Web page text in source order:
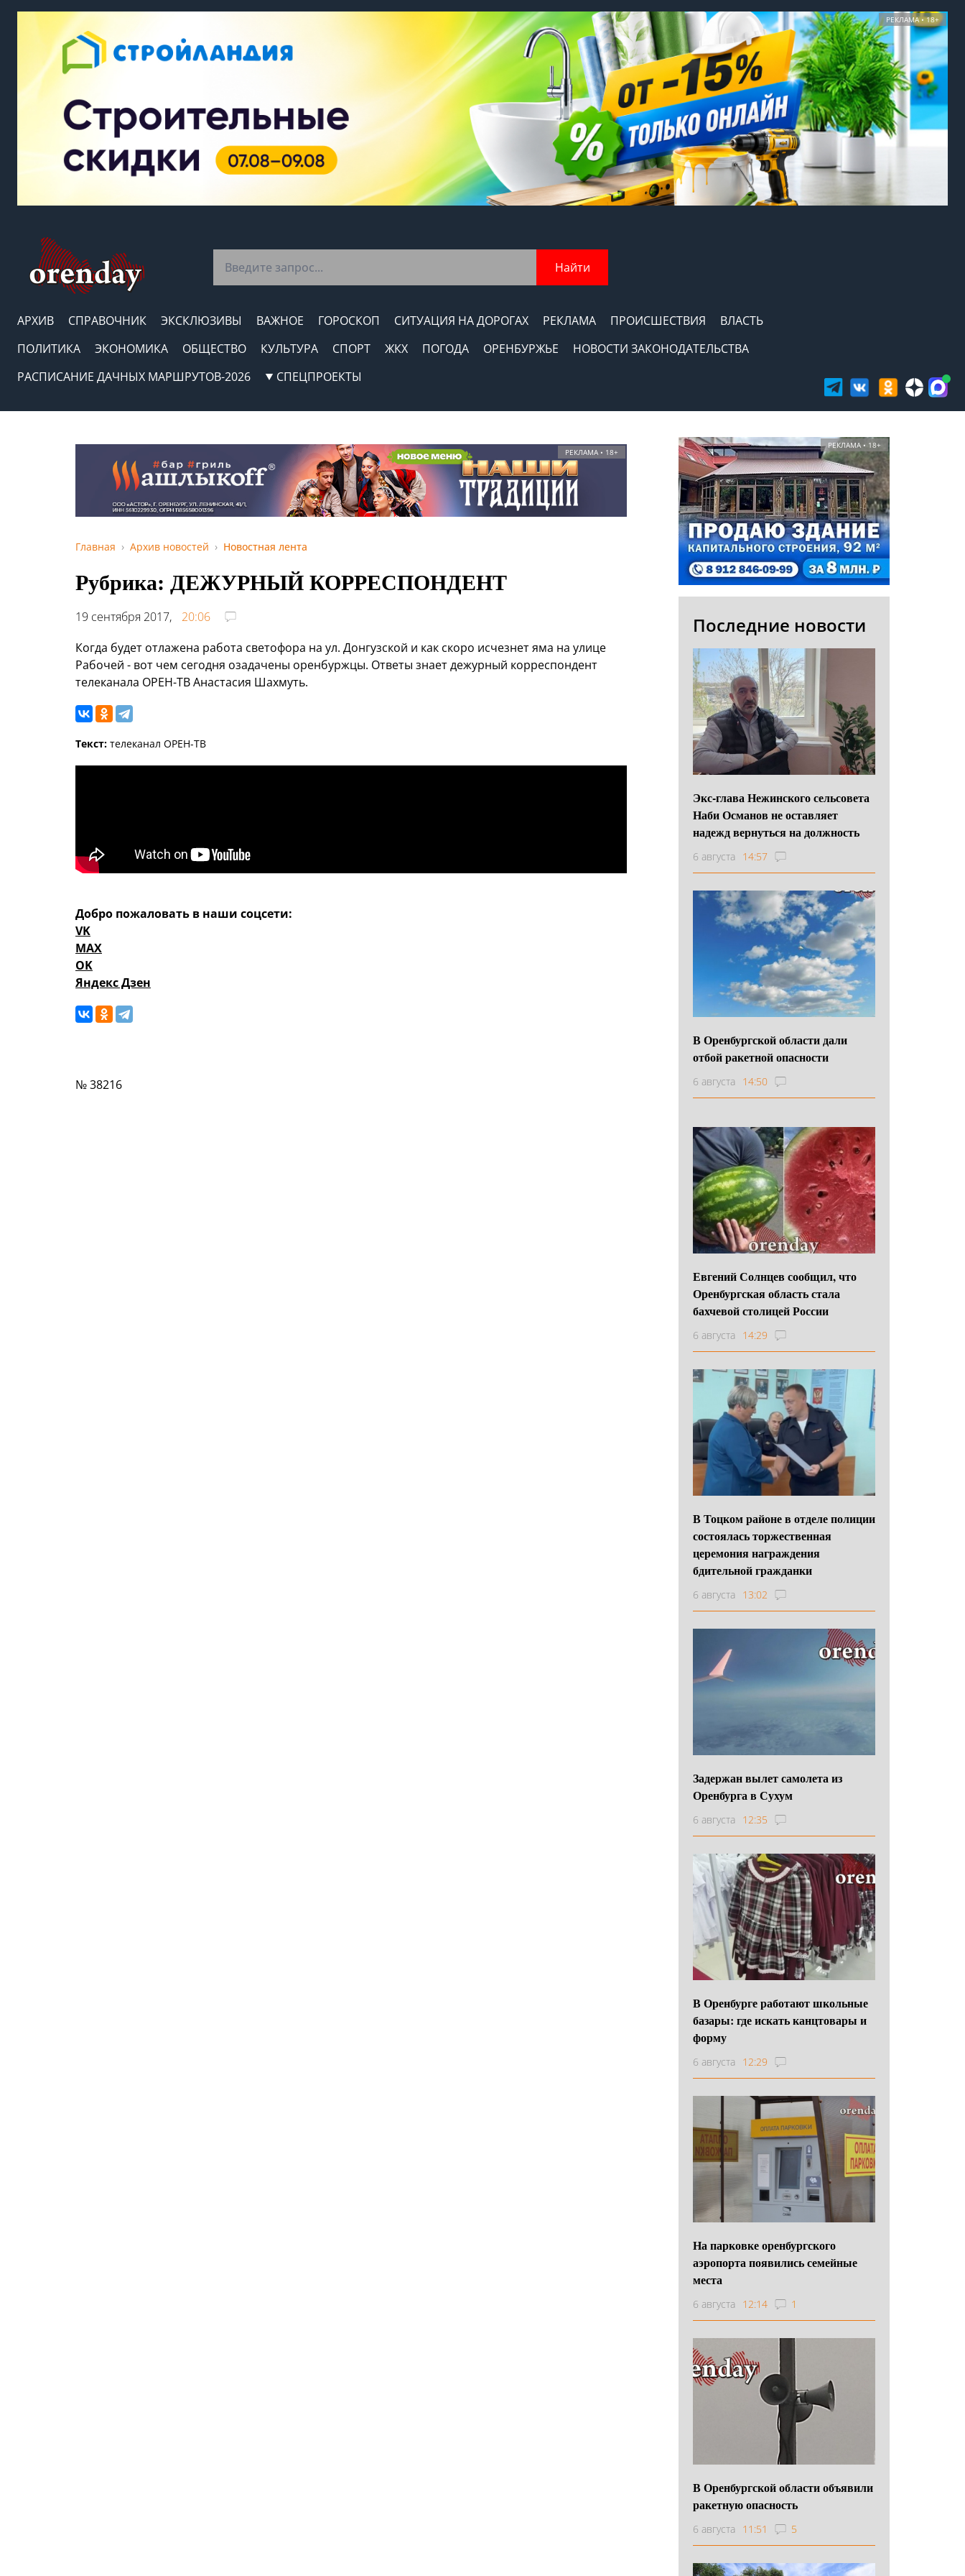
РЕКЛАМА • 18+
Найти
АРХИВ СПРАВОЧНИК ЭКСКЛЮЗИВЫ ВАЖНОЕ ГОРОСКОП СИТУАЦИЯ НА ДОРОГАХ РЕКЛАМА ПРОИСШЕСТВИЯ
ВЛАСТЬ
ПОЛИТИКА
ЭКОНОМИКА ОБЩЕСТВО КУЛЬТУРА СПОРТ ЖКХ ПОГОДА ОРЕНБУРЖЬЕ
НОВОСТИ ЗАКОНОДАТЕЛЬСТВА
РАСПИСАНИЕ ДАЧНЫХ МАРШРУТОВ-2026
СПЕЦПРОЕКТЫ
РЕКЛАМА • 18+
Главная Архив новостей Новостная лента
Рубрика: ДЕЖУРНЫЙ КОРРЕСПОНДЕНТ
19 сентября 2017,
20:06
Когда будет отлажена работа светофора на ул. Донгузской и как скоро исчезнет яма на улице
Рабочей - вот чем сегодня озадачены оренбуржцы. Ответы знает дежурный корреспондент
телеканала ОРЕН-ТВ Анастасия Шахмуть.
Текст: телеканал ОРЕН-ТВ
Добро пожаловать в наши соцсети:
VK
MAX
OK
Яндекс Дзен
№ 38216
РЕКЛАМА • 18+
Последние новости
Экс-глава Нежинского сельсовета
Наби Османов не оставляет
надежд вернуться на должность
6 августа 14:57
В Оренбургской области дали
отбой ракетной опасности
6 августа 14:50
Евгений Солнцев сообщил, что
Оренбургская область стала
бахчевой столицей России
6 августа 14:29
В Тоцком районе в отделе полиции
состоялась торжественная
церемония награждения
бдительной гражданки
6 августа 13:02
Задержан вылет самолета из
Оренбурга в Сухум
6 августа 12:35
В Оренбурге работают школьные
базары: где искать канцтовары и
форму
6 августа 12:29
На парковке оренбургского
аэропорта появились семейные
места
6 августа 12:14 1
В Оренбургской области объявили
ракетную опасность
6 августа 11:51 5